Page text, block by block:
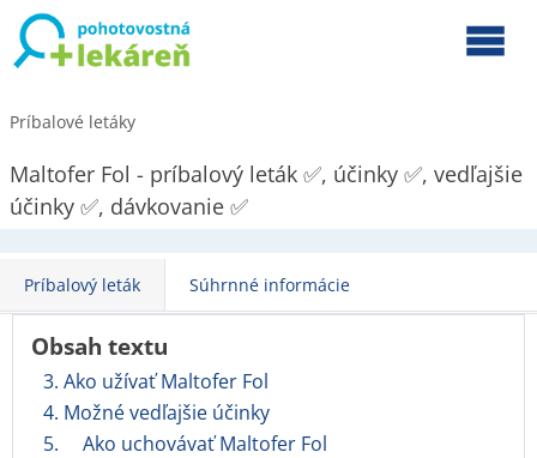
Príbalové letáky
Maltofer Fol - príbalový leták ✅, účinky ✅, vedľajšie
účinky ✅, dávkovanie ✅
Príbalový leták Súhrnné informácie
Obsah textu
3. Ako užívať Maltofer Fol
4. Možné vedľajšie účinky
5. Ako uchovávať Maltofer Fol